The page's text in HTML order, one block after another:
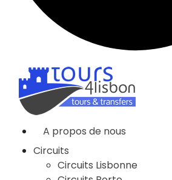
A propos de nous
Circuits
Circuits Lisbonne